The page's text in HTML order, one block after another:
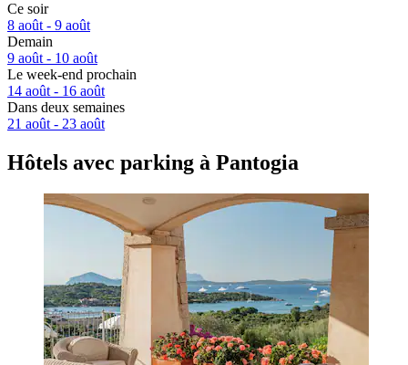
Ce soir
8 août - 9 août
Demain
9 août - 10 août
Le week-end prochain
14 août - 16 août
Dans deux semaines
21 août - 23 août
Hôtels avec parking à Pantogia